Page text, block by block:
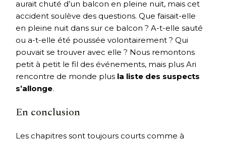
aurait chuté d’un balcon en pleine nuit, mais cet
accident soulève des questions. Que faisait-elle
en pleine nuit dans sur ce balcon ? A-t-elle sauté
ou a-t-elle été poussée volontairement ? Qui
pouvait se trouver avec elle ? Nous remontons
petit à petit le fil des événements, mais plus Ari
rencontre de monde plus la liste des suspects
s’allonge.
En conclusion
Les chapitres sont toujours courts comme à